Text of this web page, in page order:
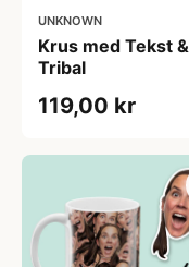
UNKNOWN
Krus med Tekst &
Tribal
119,00 kr